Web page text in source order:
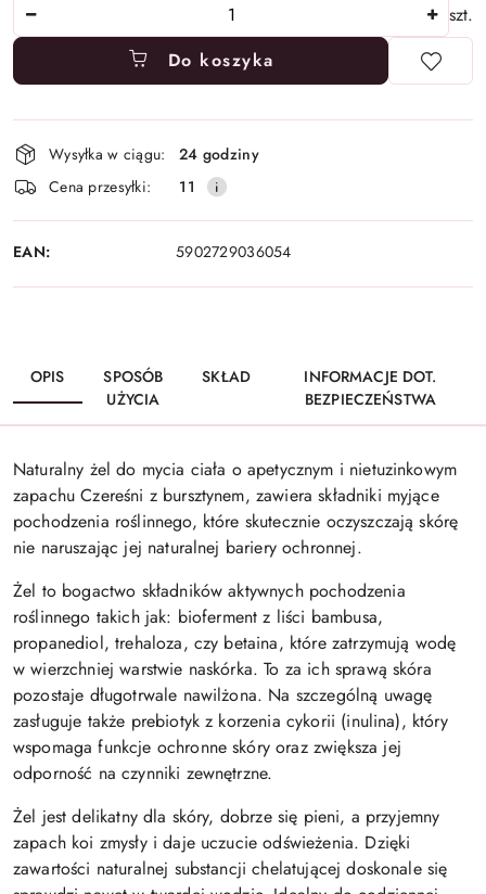
szt.
Do koszyka
Dostępność
i
dostawa
Wysyłka w ciągu:
24 godziny
Cena przesyłki:
11
EAN: 5902729036054
OPIS
SPOSÓB
UŻYCIA
SKŁAD
INFORMACJE DOT.
BEZPIECZEŃSTWA
Naturalny żel do mycia ciała o apetycznym i nietuzinkowym
zapachu Czereśni z bursztynem, zawiera składniki myjące
pochodzenia roślinnego, które skutecznie oczyszczają skórę
nie naruszając jej naturalnej bariery ochronnej.
Żel to bogactwo składników aktywnych pochodzenia
roślinnego takich jak: bioferment z liści bambusa,
propanediol, trehaloza, czy betaina, które zatrzymują wodę
w wierzchniej warstwie naskórka. To za ich sprawą skóra
pozostaje długotrwale nawilżona. Na szczególną uwagę
zasługuje także prebiotyk z korzenia cykorii (inulina), który
wspomaga funkcje ochronne skóry oraz zwiększa jej
odporność na czynniki zewnętrzne.
Żel jest delikatny dla skóry, dobrze się pieni, a przyjemny
zapach koi zmysły i daje uczucie odświeżenia. Dzięki
zawartości naturalnej substancji chelatującej doskonale się